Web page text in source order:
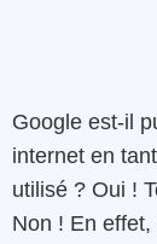
Google est-il
internet en
utilisé ? Oui !
Non ! En effet,